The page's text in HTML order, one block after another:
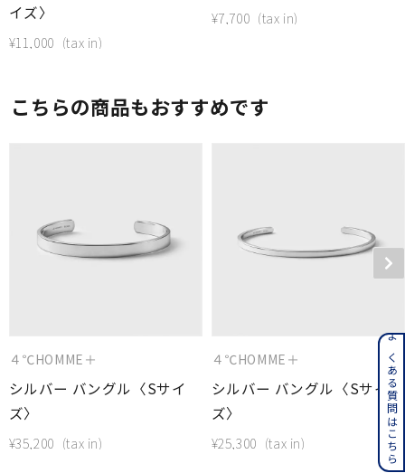
イズ〉
¥11,000
¥7,700
こちらの商品もおすすめです
４℃HOMME＋
シルバー バングル〈Sサイ
ズ〉
¥35,200
４℃HOMME＋
シルバー バングル〈Sサイ
ズ〉
¥25,300 よくある質問はこちら